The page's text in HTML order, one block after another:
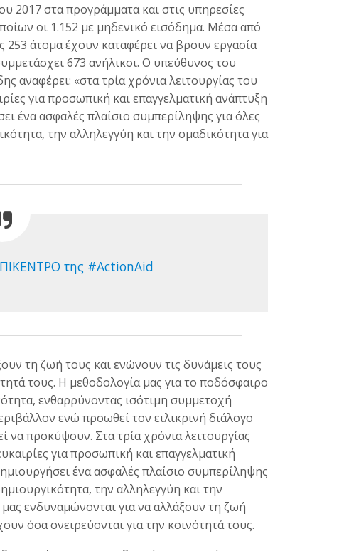
2017 στα προγράμματα και στις υπηρεσίες
οι 1.152 με μηδενικό εισόδημα. Μέσα από
άτομα έχουν καταφέρει να βρουν εργασία
673 ανήλικοι. O υπεύθυνος του
αναφέρει: «στα τρία χρόνια λειτουργίας του
για προσωπική και επαγγελματική ανάπτυξη
ένα ασφαλές πλαίσιο συμπερίληψης για όλες
την αλληλεγγύη και την ομαδικότητα για
της #ActionAid
τη ζωή τους και ενώνουν τις δυνάμεις τους
τους. Η μεθοδολογία μας για το ποδόσφαιρο
ενθαρρύνοντας ισότιμη συμμετοχή
ενώ προωθεί τον ειλικρινή διάλογο
προκύψουν. Στα τρία χρόνια λειτουργίας
για προσωπική και επαγγελματική
ένα ασφαλές πλαίσιο συμπερίληψης
την αλληλεγγύη και την
μας ενδυναμώνονται για να αλλάξουν τη ζωή
όσα ονειρεύονται για την κοινότητά τους.